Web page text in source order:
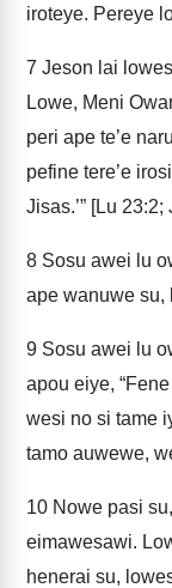
iroteye. Pereye
7 Jeson lai
Lowe, Meni
peri ape te’e
pefine tere’e
Jisas.’” [Lu 23:2;
8 Sosu awei lu
ape wanuwe su,
9 Sosu awei lu
apou eiye,
wesi no si tame
tamo auwewe,
10 Nowe pasi
eimawesawi.
henerai su,